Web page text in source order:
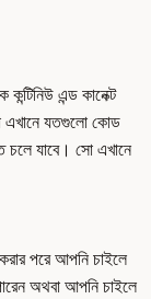
এন্ড কানেক্ট
এখানে যতগুলো কোড
চলে যাবে। সো এখানে
পরে আপনি চাইলে
অথবা আপনি চাইলে